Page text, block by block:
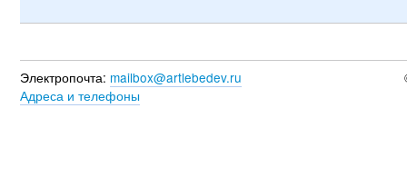
Электропочта: mailbox@artlebedev.ru
Адреса и телефоны